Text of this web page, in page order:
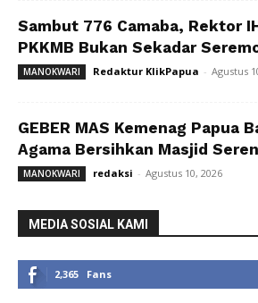
Sambut 776 Camaba, Rektor
PKKMB Bukan Sekadar
MANOKWARI Redaktur KlikPapua - Agustus
GEBER MAS Kemenag Papua
Agama Bersihkan Masjid
MANOKWARI redaksi - Agustus 10, 2026
MEDIA SOSIAL KAMI
2,365 Fans